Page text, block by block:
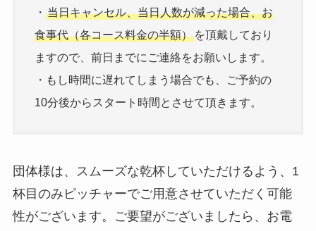
・ 当日キャンセル、当日人数が減った場合、お
食事代（各コース料金の半額）を頂戴しており
ますので、前日までにご連絡をお願いします。
・もし時間に遅れてしまう場合でも、ご予約の
10分後からスタート時間とさせて頂きます。
団体様は、スムーズな乾杯していただけるよう、1
杯目のみピッチャーでご用意させていただく可能
性がございます。ご要望がございましたら、お電